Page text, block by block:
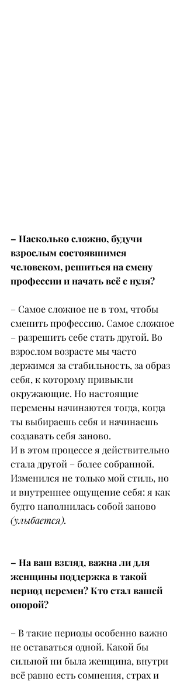
– Насколько сложно, будучи
взрослым состоявшимся
человеком, решиться на смену
профессии и начать всё с нуля?
– Самое сложное не в том, чтобы
сменить профессию. Самое сложное
– разрешить себе стать другой. Во
взрослом возрасте мы часто
держимся за стабильность, за образ
себя, к которому привыкли
окружающие. Но настоящие
перемены начинаются тогда, когда
ты выбираешь себя и начинаешь
создавать себя заново.
И в этом процессе я действительно
стала другой – более собранной.
Изменился не только мой стиль, но
и внутреннее ощущение себя: я как
будто наполнилась собой заново
(улыбается).
– На ваш взгляд, важна ли для
женщины поддержка в такой
период перемен? Кто стал вашей
опорой?
– В такие периоды особенно важно
не оставаться одной. Какой бы
сильной ни была женщина, внутри
всё равно есть сомнения, страх и